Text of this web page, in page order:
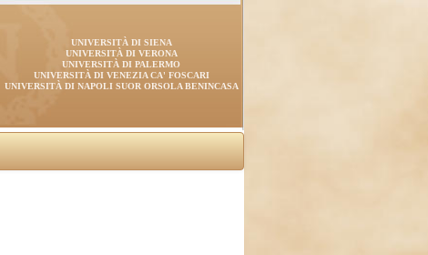
UNIVERSITÀ DI SIENA
UNIVERSITÀ DI VERONA
UNIVERSITÀ DI PALERMO
UNIVERSITÀ DI VENEZIA CA' FOSCARI
UNIVERSITÀ DI NAPOLI SUOR ORSOLA BENINCASA